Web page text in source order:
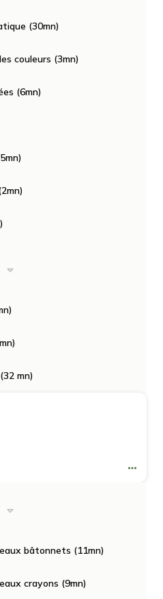
(30mn)
couleurs (3mn)
(6mn)
mn)
bâtonnets (11mn)
crayons (9mn)